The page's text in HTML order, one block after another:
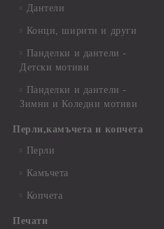
Дантели
Конци, ширити и други
Панделки и дантели -
Детски мотиви
Панделки и дантели -
Зимни и Коледни мотиви
Перли,камъчета и копчета
Перли
Камъчета
Копчета
Печати